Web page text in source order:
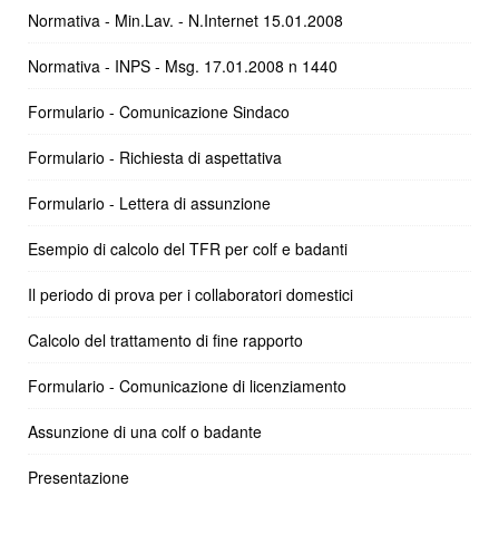
Normativa - Min.Lav. - N.Internet 15.01.2008
Normativa - INPS - Msg. 17.01.2008 n 1440
Formulario - Comunicazione Sindaco
Formulario - Richiesta di aspettativa
Formulario - Lettera di assunzione
Esempio di calcolo del TFR per colf e badanti
Il periodo di prova per i collaboratori domestici
Calcolo del trattamento di fine rapporto
Formulario - Comunicazione di licenziamento
Assunzione di una colf o badante
Presentazione